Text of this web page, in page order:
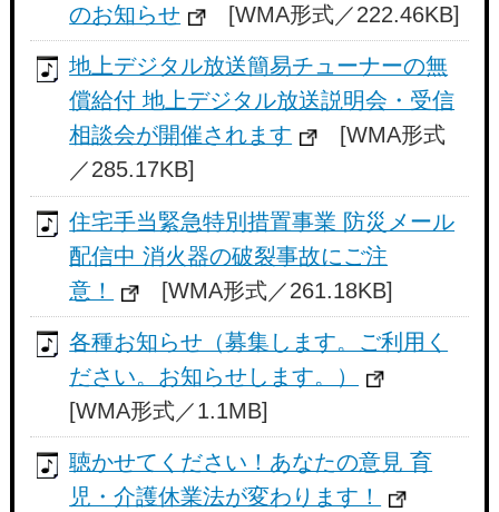
のお知らせ
[WMA形式／222.46KB]
地上デジタル放送簡易チューナーの無
償給付 地上デジタル放送説明会・受信
相談会が開催されます
[WMA形式
／285.17KB]
住宅手当緊急特別措置事業 防災メール
配信中 消火器の破裂事故にご注
意！
[WMA形式／261.18KB]
各種お知らせ（募集します。ご利用く
ださい。お知らせします。）
[WMA形式／1.1MB]
聴かせてください！あなたの意見 育
児・介護休業法が変わります！